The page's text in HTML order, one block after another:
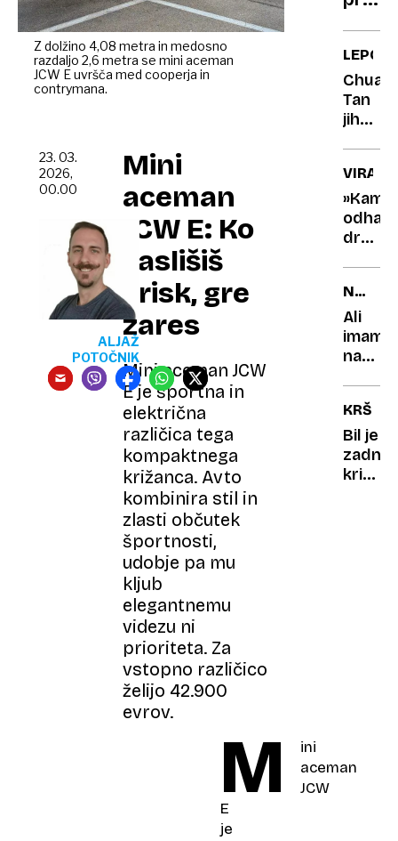
Z dolžino 4,08 metra in medosno
razdaljo 2,6 metra se mini aceman
JCW E uvršča med cooperja in
contrymana.
Mini
aceman
JCW E: Ko
zaslišiš
vrisk, gre
zares
Mini aceman JCW
E je športna in
električna
različica tega
kompaktnega
križanca. Avto
kombinira stil in
zlasti občutek
športnosti,
udobje pa mu
kljub
elegantnemu
videzu ni
prioriteta. Za
vstopno različico
želijo 42.900
evrov.
23. 03.
2026,
00.00
ALJAŽ
POTOČNIK
M
ini
aceman
JCW
E
je
LEPOTA
Tan
jih
kaže
»Kam
draga
NOVA
Ali
imamo
v
resnici
več
kot
Bil je
zadnji
krik